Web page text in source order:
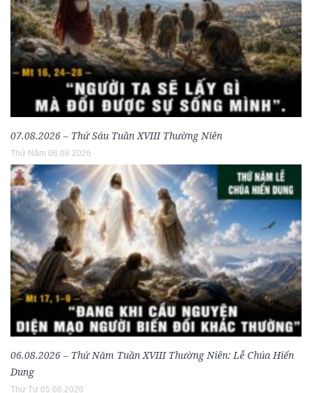
07.08.2026 – Thứ Sáu Tuần XVIII Thường Niên
Thứ Năm 06.08.2026
06.08.2026 – Thứ Năm Tuần XVIII Thường Niên: Lễ Chúa Hiển
Dung
Thứ Tư 05.08.2026